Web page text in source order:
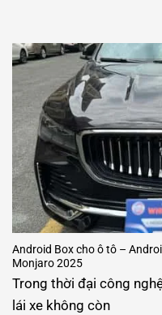
Android Box cho ô tô –
Monjaro 2025
Trong thời đại công
lái xe không còn